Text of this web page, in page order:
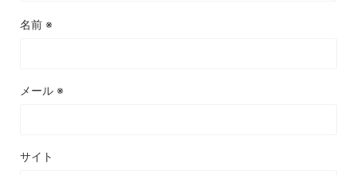
名前 ※
メール ※
サイト